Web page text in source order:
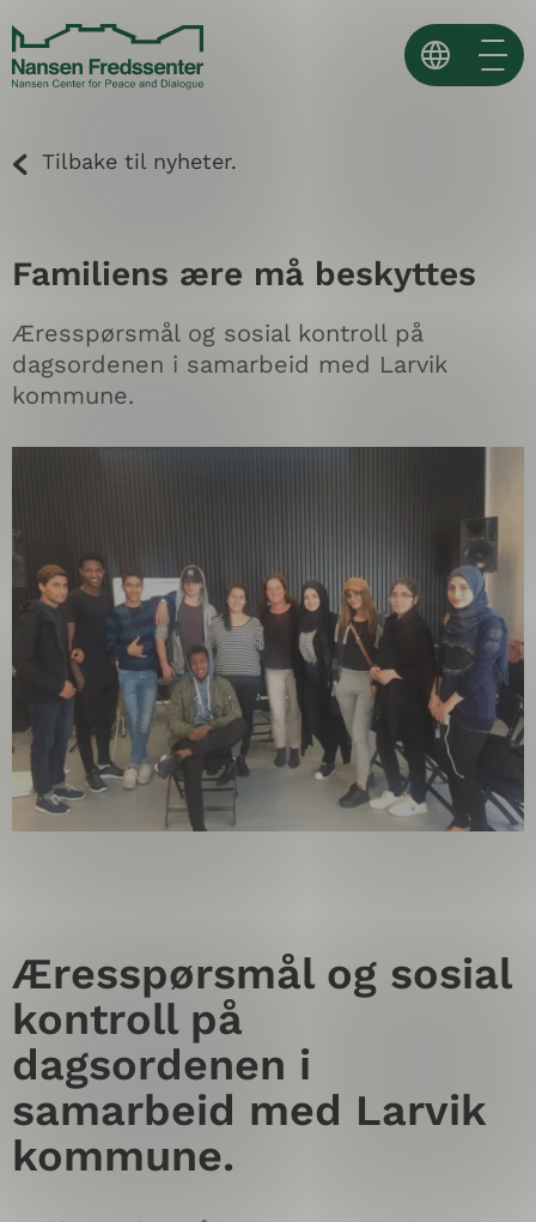
to
content
Tilbake til nyheter.
Familiens ære må beskyttes
Æresspørsmål og sosial kontroll på
dagsordenen i samarbeid med Larvik
kommune.
Æresspørsmål og sosial
kontroll på
dagsordenen i
samarbeid med Larvik
kommune.